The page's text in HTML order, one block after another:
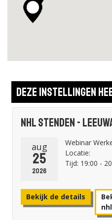
Deze instellingen
NHL Stenden -
aug
25
2026
Webinar
Locatie:
Tijd: 19:00 -
Bekijk de details